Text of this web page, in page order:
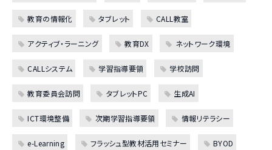
教育の情報化 タブレット CALL教室
アクティブ・ラーニング 教育DX ネットワーク環境
CALLシステム 学習指導要領 学校訪問
教育委員会訪問 タブレットPC 生成AI
ICT環境整備 次期学習指導要領 情報リテラシー
e-Learning フラッシュ型教材活用セミナー BYOD